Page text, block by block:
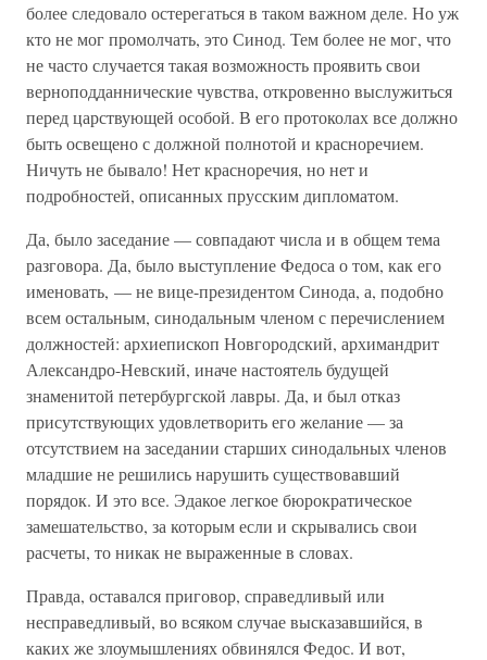
более следовало остерегаться в таком важном деле. Но уж
кто не мог промолчать, это Синод. Тем более не мог, что
не часто случается такая возможность проявить свои
верноподданнические чувства, откровенно выслужиться
перед царствующей особой. В его протоколах все должно
быть освещено с должной полнотой и красноречием.
Ничуть не бывало! Нет красноречия, но нет и
подробностей, описанных прусским дипломатом.
Да, было заседание — совпадают числа и в общем тема
разговора. Да, было выступление Федоса о том, как его
именовать, — не вице-президентом Синода, а, подобно
всем остальным, синодальным членом с перечислением
должностей: архиепископ Новгородский, архимандрит
Александро-Невский, иначе настоятель будущей
знаменитой петербургской лавры. Да, и был отказ
присутствующих удовлетворить его желание — за
отсутствием на заседании старших синодальных членов
младшие не решились нарушить существовавший
порядок. И это все. Эдакое легкое бюрократическое
замешательство, за которым если и скрывались свои
расчеты, то никак не выраженные в словах.
Правда, оставался приговор, справедливый или
несправедливый, во всяком случае высказавшийся, в
каких же злоумышлениях обвинялся Федос. И вот,